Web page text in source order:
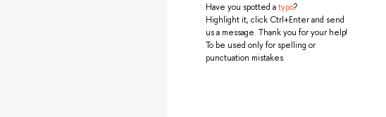
Have you spotted atypo?
Highlight it, click Ctrl+Enter and send
us a message. Thank you for your help!
To be used only for spelling or
punctuation mistakes.